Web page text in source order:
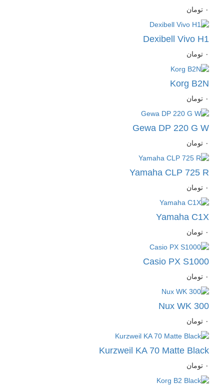
٠ تومان
Dexibell Vivo H1
٠ تومان
Korg B2N
٠ تومان
Gewa DP 220 G W
٠ تومان
Yamaha CLP 725 R
٠ تومان
Yamaha C1X
٠ تومان
Casio PX S1000
٠ تومان
Nux WK 300
٠ تومان
Kurzweil KA 70 Matte Black
٠ تومان